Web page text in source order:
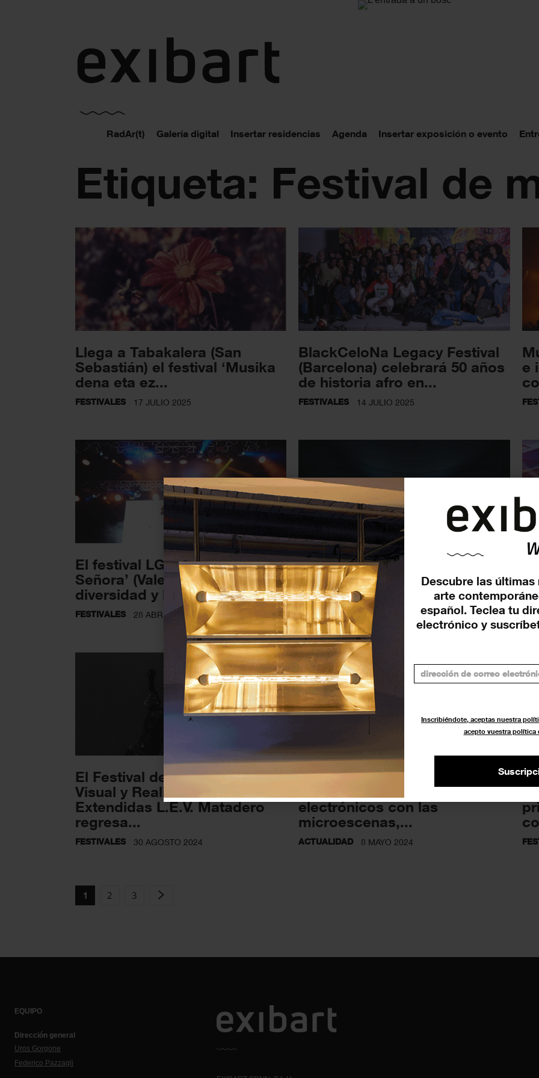
Descubre las
arte
español. Teclea tu
electrónico y
Inscribiéndote, aceptas nuestra
acepto vuestra política
RadAr(t) Galería digital Insertar residencias Agenda Insertar exposición o evento
Etiqueta: Festival de
Llega a Tabakalera (San
Sebastián) el festival ‘Musika
dena eta ez...
FESTIVALES 17 JULIO 2025
BlackCeloNa Legacy Festival
(Barcelona) celebrará 50 años
de historia afro en...
FESTIVALES 14 JULIO 2025
e
El festival LGTBIQ+ ‘Benson
Señora’ (Valencia) celebra la
diversidad y la...
FESTIVALES 28 ABRIL 2025
Sónar+D 2025 (Barcelona)
desvela su programa: IA,
creatividad y el futuro...
FESTIVALES 12 MARZO 2025
El Festival de Electrónica
Visual y Realidades
Extendidas L.E.V. Matadero
regresa...
FESTIVALES 30 AGOSTO 2024
Sónar 2024 (Barcelona)
reunirá a los pioneros
electrónicos con las
microescenas,...
ACTUALIDAD 8 MAYO 2024
El
1 2 3
EQUIPO
Dirección general
Uros Gorgone
Federico Pazzagli